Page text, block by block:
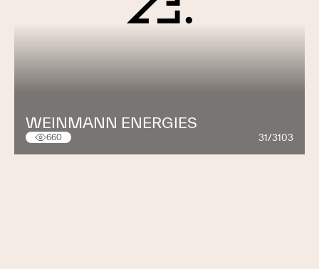
WEINMANN ENERGIES
660 31/3103